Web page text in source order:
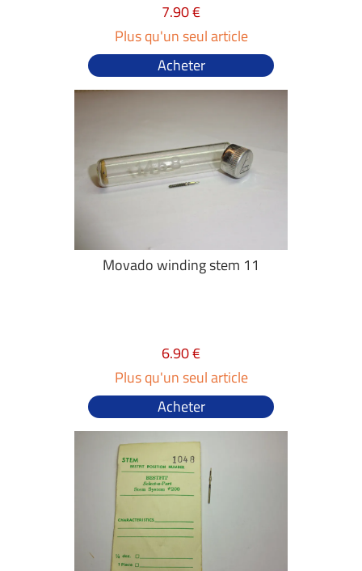
7.90 €
Plus qu'un seul article
Acheter
Movado winding stem 11
6.90 €
Plus qu'un seul article
Acheter